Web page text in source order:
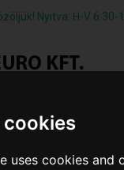
cookies
uses cookies
Nyitva: H-V